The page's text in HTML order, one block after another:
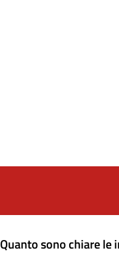
Quanto sono chiare